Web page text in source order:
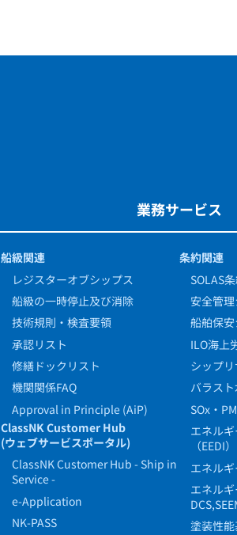
業務サービス
船級関連
レジスターオブシップス
船級の一時停止及び消除
技術規則・検査要領
承認リスト
修繕ドックリスト
機関関係FAQ
Approval in Principle (AiP)
ClassNK Customer Hub
(ウェブサービスポータル)
ClassNK Customer Hub - Ship in
Service -
e-Application
NK-PASS
条約関連
SOLAS
安全管
船舶保
ILO海上
シップ
バラス
SOx・
エネル
（EEDI）
エネルギ
エネル
塗装性能